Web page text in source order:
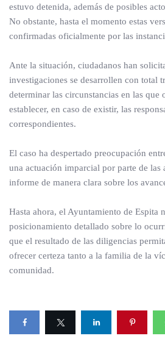
estuvo detenida, además de posibles
No obstante, hasta el momento estas
confirmadas oficialmente por las
Ante la situación, ciudadanos han
investigaciones se desarrollen con total
determinar las circunstancias en las
establecer, en caso de existir, las
correspondientes.
El caso ha despertado preocupación
una actuación imparcial por parte de las
informe de manera clara sobre los
Hasta ahora, el Ayuntamiento de Espita
posicionamiento detallado sobre lo
que el resultado de las diligencias
ofrecer certeza tanto a la familia de la
comunidad.